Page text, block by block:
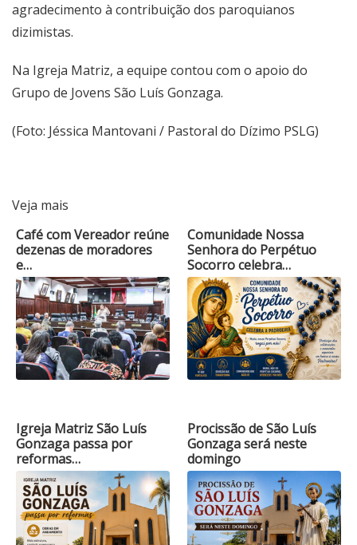
agradecimento à contribuição dos paroquianos
dizimistas.
Na Igreja Matriz, a equipe contou com o apoio do
Grupo de Jovens São Luís Gonzaga.
(Foto: Jéssica Mantovani / Pastoral do Dízimo PSLG)
Veja mais
Café com Vereador reúne
dezenas de moradores
e…
Comunidade Nossa
Senhora do Perpétuo
Socorro celebra…
Igreja Matriz São Luís
Gonzaga passa por
reformas…
Procissão de São Luís
Gonzaga será neste
domingo